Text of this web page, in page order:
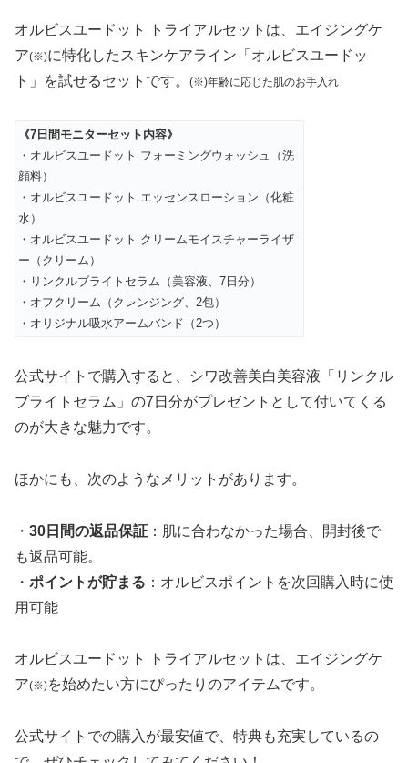
オルビスユードット トライアルセットは、エイジングケ
ア(※)に特化したスキンケアライン「オルビスユードッ
ト」を試せるセットです。
(※)年齢に応じた肌のお手入れ
《7日間モニターセット内容》
・オルビスユードット フォーミングウォッシュ（洗
顔料）
・オルビスユードット エッセンスローション（化粧
水）
・オルビスユードット クリームモイスチャーライザ
ー（クリーム）
・リンクルブライトセラム（美容液、7日分）
・オフクリーム（クレンジング、2包）
・オリジナル吸水アームバンド（2つ）
公式サイトで購入すると、シワ改善美白美容液「リンクル
ブライトセラム」の7日分がプレゼントとして付いてくる
のが大きな魅力です。
ほかにも、次のようなメリットがあります。
・ 30日間の返品保証 ：肌に合わなかった場合、開封後で
も返品可能。
・ ポイントが貯まる ：オルビスポイントを次回購入時に使
用可能
オルビスユードット トライアルセットは、エイジングケ
ア(※)を始めたい方にぴったりのアイテムです。
公式サイトでの購入が最安値で、特典も充実しているの